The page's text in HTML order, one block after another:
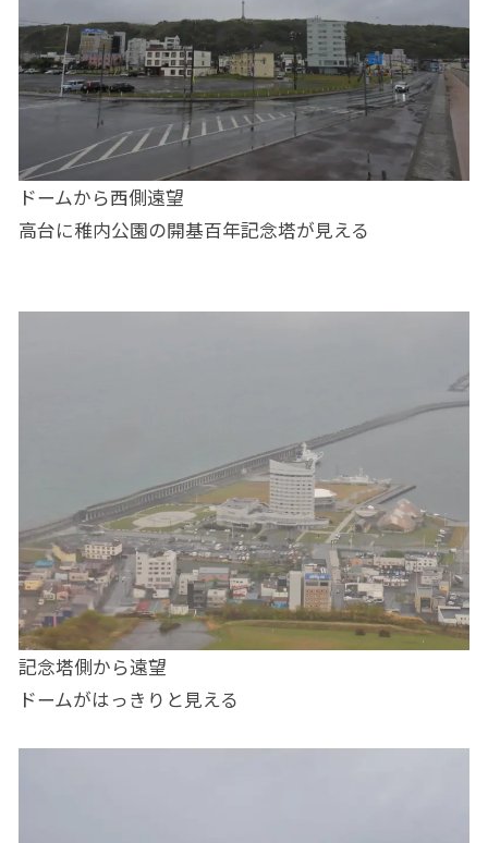
ドームから西側遠望
高台に稚内公園の開基百年記念塔が見える
記念塔側から遠望
ドームがはっきりと見える